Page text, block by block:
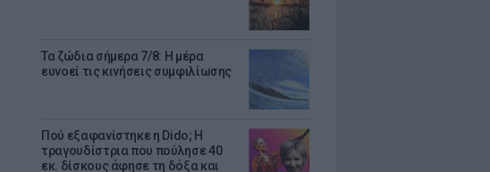
Τα ζώδια σήμερα 7/8: Η μέρα
ευνοεί τις κινήσεις συμφιλίωσης
Πού εξαφανίστηκε η Dido; Η
τραγουδίστρια που πούλησε 40
εκ. δίσκους άφησε τη δόξα και